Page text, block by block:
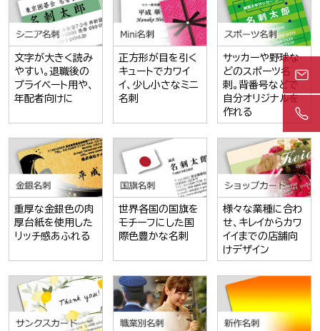
文字が大きく読み
やすい。退職後の
プライベート用や、
年配者向けに
正方形が目を引く
キュートでカワイ
イ、少し小さなミニ
名刺
サッカーや野球な
どのスポーツ名
刺。背番号などで
自分オリジナルを
作れる
重厚な金銀色の肉
厚台紙を使用した
リッチ感あふれる
世界各国の国旗を
モチーフにした国
際色豊かな名刺
様々な業種に合わ
せ、キレイからカワ
イイまでの店舗向
けデザイン